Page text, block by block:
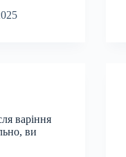
варіння
ви